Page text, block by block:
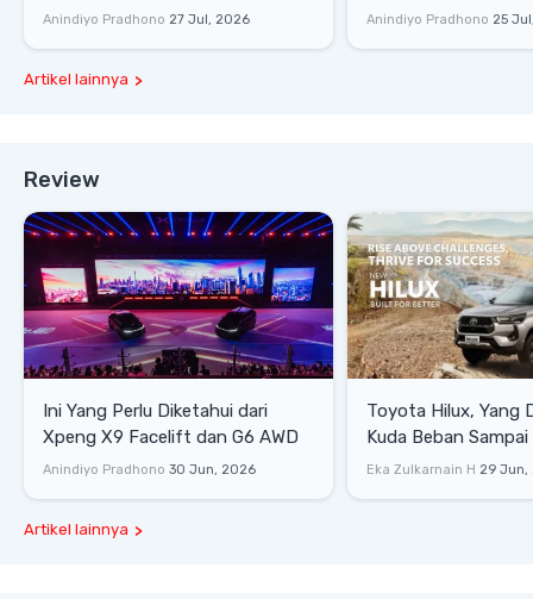
Senyap
Anindiyo Pradhono 27 Jul, 2026
di Sirkuit Mandalika
Anindiyo Pradhono 25
Artikel lainnya
Review
Ini Yang Perlu Diketahui dari
Xpeng X9 Facelift dan G6 AWD
Anindiyo Pradhono 30 Jun, 2026
Toyota Hilux, Yang
Kuda Beban
Lifestyle
Eka Zulkarnain H 29 Jun,
Artikel lainnya